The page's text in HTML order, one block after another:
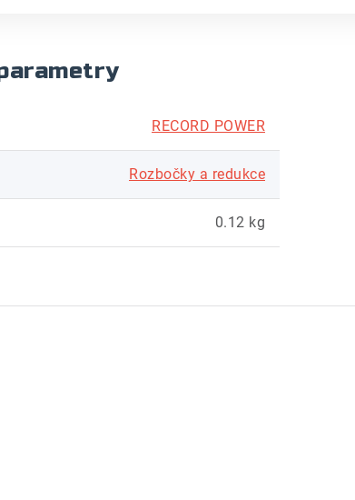
RECORD POWER
Rozbočky a redukce
0.12 kg